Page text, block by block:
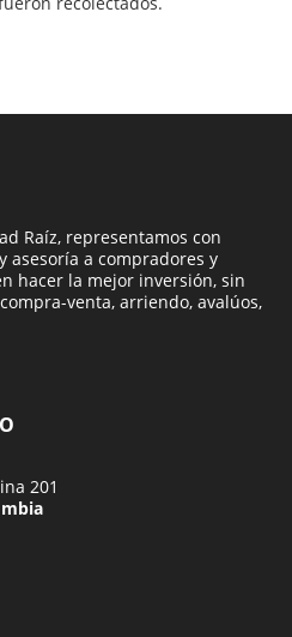
Raíz, representamos con
a compradores y
hacer la mejor inversión, sin
venta, arriendo, avalúos,
201